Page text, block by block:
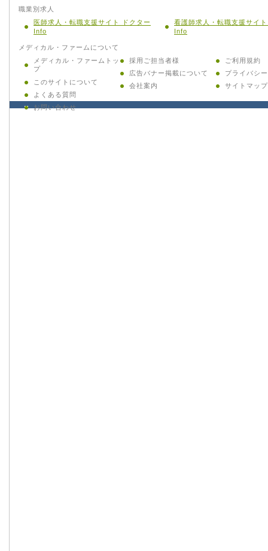
職業別求人
医師求人・転職支援サイト ドクター
Info
看護師求人・転職支援サイ
Info
メディカル・ファームについて
メディカル・ファームトッ
プ
このサイトについて
よくある質問
お問い合わせ
採用ご担当者様
広告バナー掲載について
会社案内
ご利用規約
プライバシ
サイトマップ